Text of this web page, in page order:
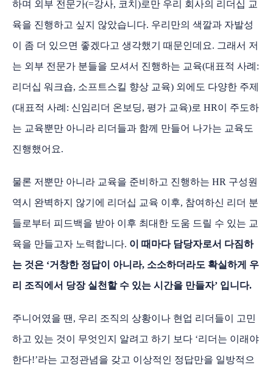
하며 외부 전문가(=강사, 코치)로만 우리 회사의 리더십 교
육을 진행하고 싶지 않았습니다. 우리만의 색깔과 자발성
이 좀 더 있으면 좋겠다고 생각했기 때문인데요. 그래서 저
는 외부 전문가 분들을 모셔서 진행하는 교육(대표적 사례:
리더십 워크숍, 소프트스킬 향상 교육) 외에도 다양한 주제
(대표적 사례: 신임리더 온보딩, 평가 교육)로 HR이 주도하
는 교육뿐만 아니라 리더들과 함께 만들어 나가는 교육도
진행했어요.
물론 저뿐만 아니라 교육을 준비하고 진행하는 HR 구성원
역시 완벽하지 않기에 리더십 교육 이후, 참여하신 리더 분
들로부터 피드백을 받아 이후 최대한 도움 드릴 수 있는 교
육을 만들고자 노력합니다. 이 때마다 담당자로서 다짐하
는 것은 ‘거창한 정답이 아니라, 소소하더라도 확실하게 우
리 조직에서 당장 실천할 수 있는 시간을 만들자’ 입니다.
주니어였을 땐, 우리 조직의 상황이나 현업 리더들이 고민
하고 있는 것이 무엇인지 알려고 하기 보다 ‘리더는 이래야
한다!’라는 고정관념을 갖고 이상적인 정답만을 일방적으